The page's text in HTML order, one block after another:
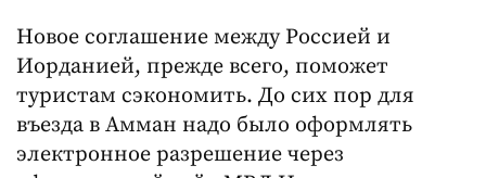
Новое соглашение между Россией и
Иорданией, прежде всего, поможет
туристам сэкономить. До сих пор для
въезда в Амман надо было оформлять
электронное разрешение через